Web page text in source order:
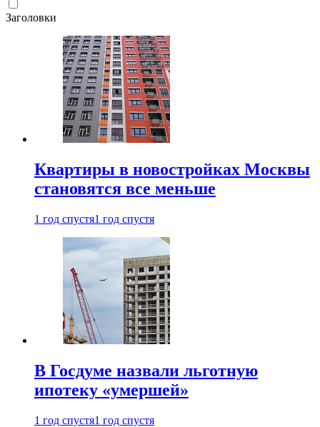
Заголовки
Квартиры в новостройках Москвы
становятся все меньше
1 год спустя1 год спустя
В Госдуме назвали льготную
ипотеку «умершей»
1 год спустя1 год спустя